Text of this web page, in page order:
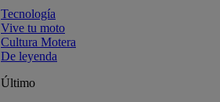
Tecnología
Vive tu moto
Cultura Motera
De leyenda
Último